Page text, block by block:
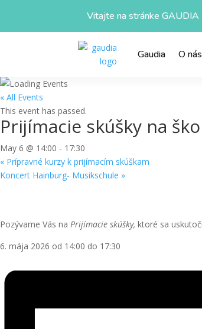
Vitajte na stránke GAUDIA
Gaudia O nás
« All Events
This event has passed.
Prijímacie skúšky na
May 6 @ 14:00 - 17:30
« Prípravné kurzy k prijímacím skúškam
Koncert Hainburg- Musikschule »
Pozývame Vás na Prijímacie skúšky, ktoré sa
6. mája 2026 od 14:00 do 17:30